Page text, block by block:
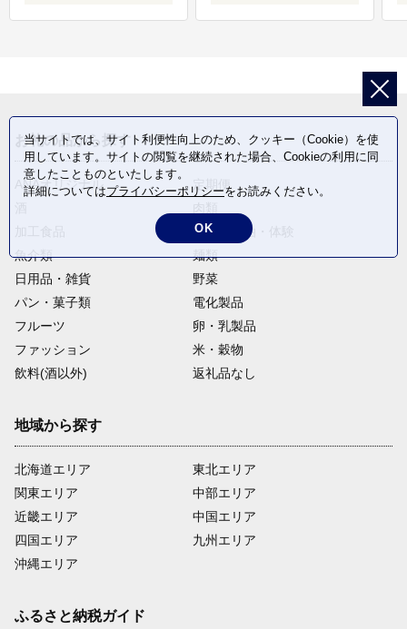
お礼の品から探す
ANAオリジナル
定期便
旅行・宿泊・体験
魚介類
麺類
日用品・雑貨
野菜
パン・菓子類
電化製品
フルーツ
卵・乳製品
ファッション
米・穀物
飲料(酒以外)
返礼品なし
地域から探す
北海道エリア
関東エリア
近畿エリア
四国エリア
沖縄エリア
東北エリア
中部エリア
中国エリア
九州エリア
ふるさと納税ガイド
当サイトでは、サイト利便性向上のため、クッキー（Cookie）を使
用しています。サイトの閲覧を継続された場合、Cookieの利用に同
意したことものといたします。
詳細についてはプライバシーポリシーをお読みください。
OK